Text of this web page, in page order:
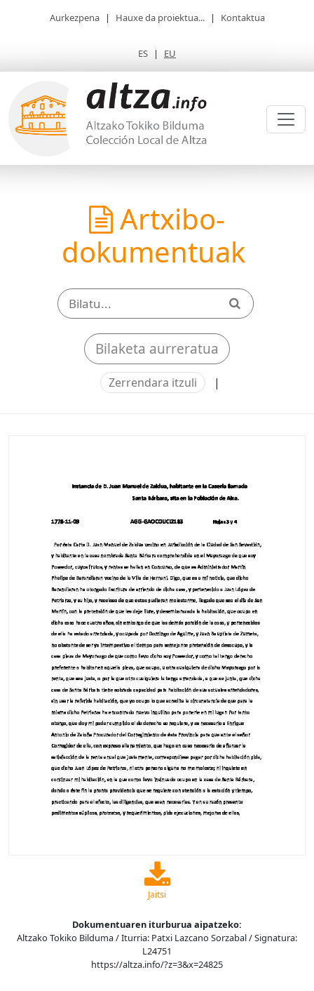
Aurkezpena | Hauxe da proiektua... | Kontaktua
ES | EU
Artxibo-
dokumentuak
Bilaketa aurreratua
Zerrendara itzuli |
Jaitsi
Dokumentuaren iturburua aipatzeko:
Altzako Tokiko Bilduma / Iturria: Patxi Lazcano Sorzabal / Signatura:
L24751
https://altza.info/?z=3&x=24825